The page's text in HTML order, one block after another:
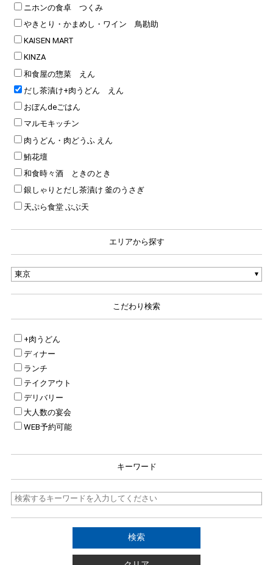
ニホンの食卓 つくみ
やきとり・かまめし・ワイン 鳥勘助
KAISEN MART
KINZA
和食屋の惣菜 えん
だし茶漬け+肉うどん えん
おぼんdeごはん
マルモキッチン
肉うどん・肉どうふ えん
鮪花壇
和食時々酒 ときのとき
銀しゃりとだし茶漬け 釜のうさぎ
天ぷら食堂 ぶぶ天
エリアから探す
こだわり検索
+肉うどん
ディナー
ランチ
テイクアウト
デリバリー
大人数の宴会
WEB予約可能
キーワード